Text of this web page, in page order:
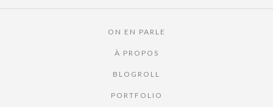
ON EN PARLE
À PROPOS
BLOGROLL
PORTFOLIO